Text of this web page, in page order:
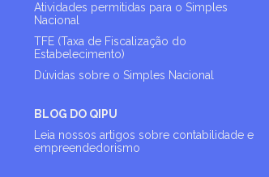
Atividades permitidas para o Simples
Nacional
TFE (Taxa de Fiscalização do
Estabelecimento)
Dúvidas sobre o Simples Nacional
BLOG DO QIPU
Leia nossos artigos sobre contabilidade e
empreendedorismo